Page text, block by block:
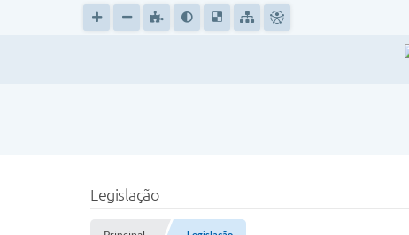
Legislação